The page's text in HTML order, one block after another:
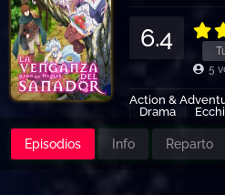
6.4
5
Action &
Drama
Ecchi
Episodios Info Reparto